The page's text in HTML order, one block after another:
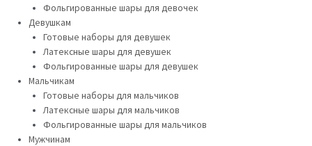
Фольгированные шары для девочек
Девушкам
Готовые наборы для девушек
Латексные шары для девушек
Фольгированные шары для девушек
Мальчикам
Готовые наборы для мальчиков
Латексные шары для мальчиков
Фольгированные шары для мальчиков
Мужчинам